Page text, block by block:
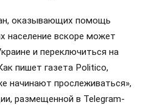
оказывающих помощь
население вскоре может
и переключиться на
пишет газета Politico,
начинают прослеживаться»,
размещенной в Telegram-